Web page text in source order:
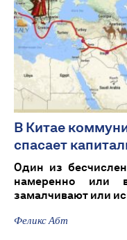
В Китае
спасает
Один из
намеренно или
замалчивают или
Феликс Абт